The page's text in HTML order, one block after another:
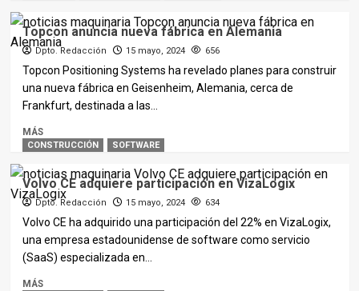
Topcon anuncia nueva fábrica en Alemania
Dpto. Redacción 15 mayo, 2024 656
Topcon Positioning Systems ha revelado planes para construir
una nueva fábrica en Geisenheim, Alemania, cerca de
Frankfurt, destinada a las...
MÁS
CONSTRUCCIÓN SOFTWARE
Volvo CE adquiere participación en VizaLogix
Dpto. Redacción 15 mayo, 2024 634
Volvo CE ha adquirido una participación del 22% en VizaLogix,
una empresa estadounidense de software como servicio
(SaaS) especializada en...
MÁS